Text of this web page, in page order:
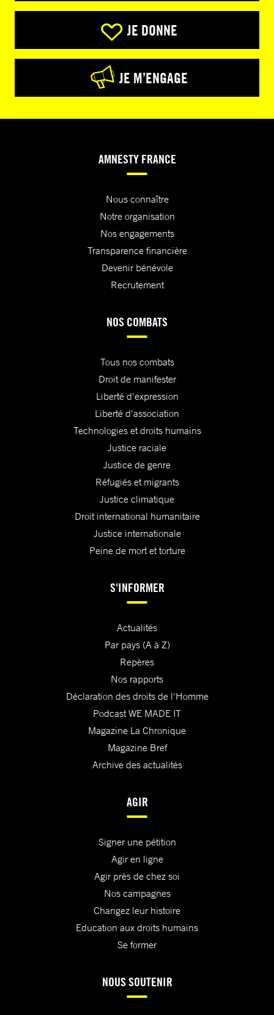
JE DONNE
JE M’ENGAGE
AMNESTY FRANCE
Nous connaître
Notre organisation
Nos engagements
Transparence financière
Devenir bénévole
Recrutement
NOS COMBATS
Tous nos combats
Droit de manifester
Liberté d'expression
Liberté d'association
Technologies et droits humains
Justice raciale
Justice de genre
Réfugiés et migrants
Justice climatique
Droit international humanitaire
Justice internationale
Peine de mort et torture
S'INFORMER
Actualités
Par pays (A à Z)
Repères
Nos rapports
Déclaration des droits de l'Homme
Podcast WE MADE IT
Magazine La Chronique
Magazine Bref
Archive des actualités
AGIR
Signer une pétition
Agir en ligne
Agir près de chez soi
Nos campagnes
Changez leur histoire
Education aux droits humains
Se former
NOUS SOUTENIR